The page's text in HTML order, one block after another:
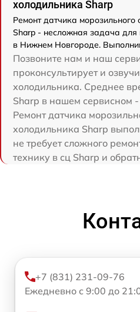
холодильника Sharp
Ремонт датчика морозильного
Sharp - несложная задача
в Нижнем Новгороде.
Позвоните нам и наш
проконсультирует и
холодильника. Среднее
Sharp в нашем сервисном -
Ремонт датчика
холодильника Sharp
не требует сложного
технику в сц Sharp и
+7 (831) 231-09-76
Ежедневно с 9:00 до